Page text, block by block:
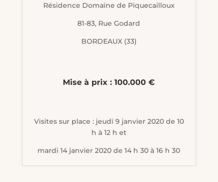
Résidence Domaine de Piquecailloux
81-83, Rue Godard
BORDEAUX (33)
Mise à prix : 100.000 €
Visites sur place : jeudi 9 janvier 2020 de 10
h à 12 h et
mardi 14 janvier 2020 de 14 h 30 à 16 h 30